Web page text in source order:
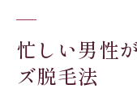
忙しい男性
ズ脱毛法